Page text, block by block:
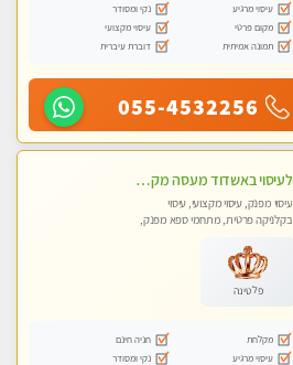
עיסוי מרגיע
נקי ומסודר
מקום פרטי
עיסוי מקצועי
תמונה אמיתית
דוברת עיברית
055-4532256
לעיסוי באשדוד מעסה מקצועית צעירה ואיכותית פרטי!!!
עיסוי מפנק, עיסוי מקצועי, עיסוי
בקלניקה פרטית, מתחמי ספא מפנק,
פלטינה
מקלחת
חניה חינם
עיסוי מרגיע
נקי ומסודר